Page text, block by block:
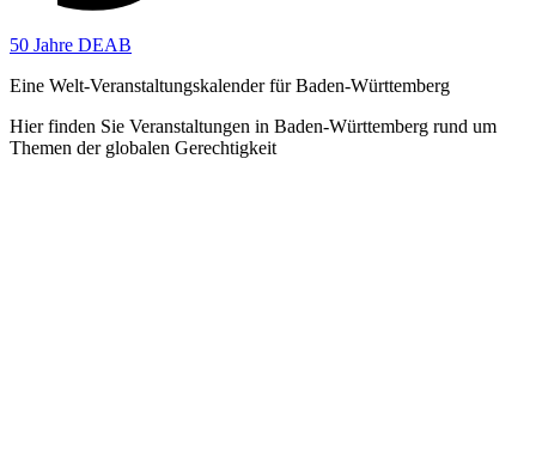
50 Jahre DEAB
Eine Welt-Veranstaltungskalender für Baden-Württemberg
Hier finden Sie Veranstaltungen in Baden-Württemberg rund um
Themen der globalen Gerechtigkeit